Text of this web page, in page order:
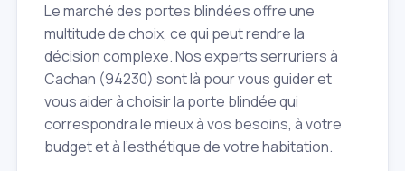
Le marché des portes blindées offre une
multitude de choix, ce qui peut rendre la
décision complexe. Nos experts serruriers à
Cachan (94230) sont là pour vous guider et
vous aider à choisir la porte blindée qui
correspondra le mieux à vos besoins, à votre
budget et à l'esthétique de votre habitation.